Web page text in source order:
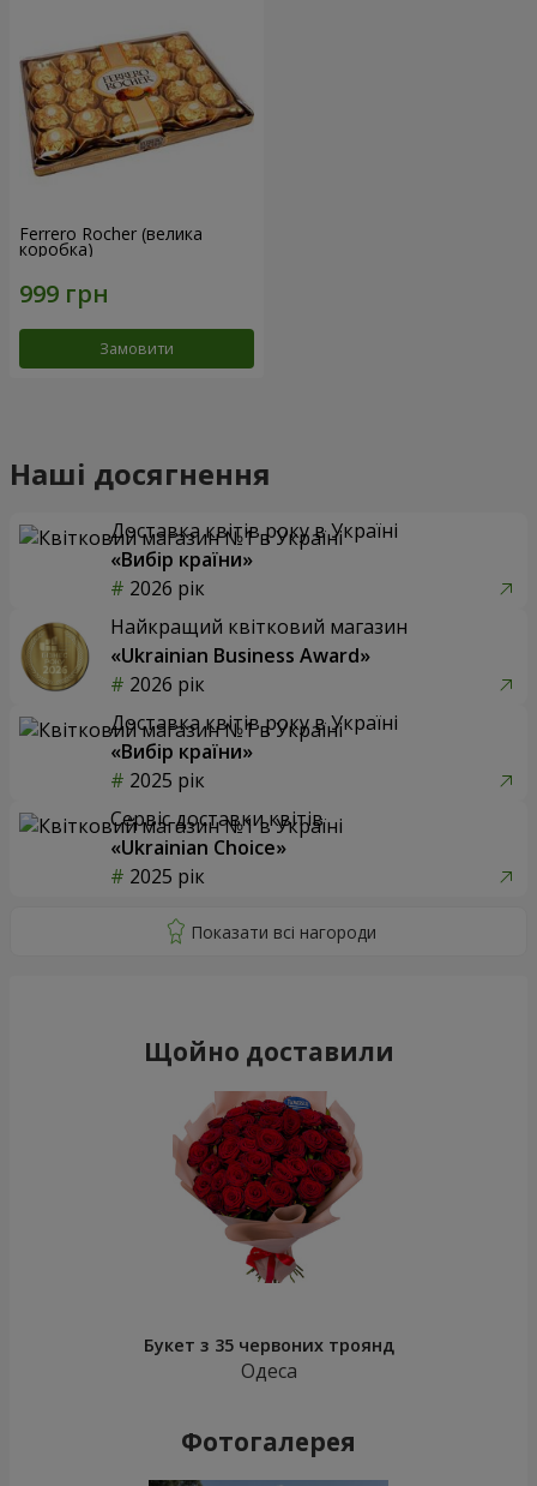
Ferrero Rocher (велика
коробка)
Замовити
Наші досягнення
Доставка квітів року в Україні
«Вибір країни»
2026 рік
Найкращий квітковий магазин
«Ukrainian Business Award»
2026 рік
Доставка квітів року в Україні
«Вибір країни»
2025 рік
Сервіс доставки квітів
«Ukrainian Choice»
2025 рік
Щойно доставили
Букет з 35 червоних троянд
Одеса
Фотогалерея